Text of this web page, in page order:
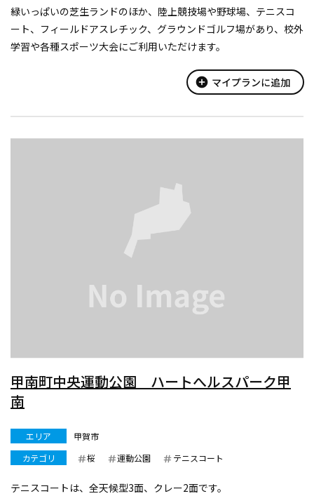
緑いっぱいの芝生ランドのほか、陸上競技場や野球場、テニスコ
ート、フィールドアスレチック、グラウンドゴルフ場があり、校外
学習や各種スポーツ大会にご利用いただけます。
add_circle マイプランに追加
甲南町中央運動公園 ハートへルスパーク甲
南
エリア
甲賀市
カテゴリ
桜 運動公園 テニスコート
テニスコートは、全天候型3面、クレー2面です。